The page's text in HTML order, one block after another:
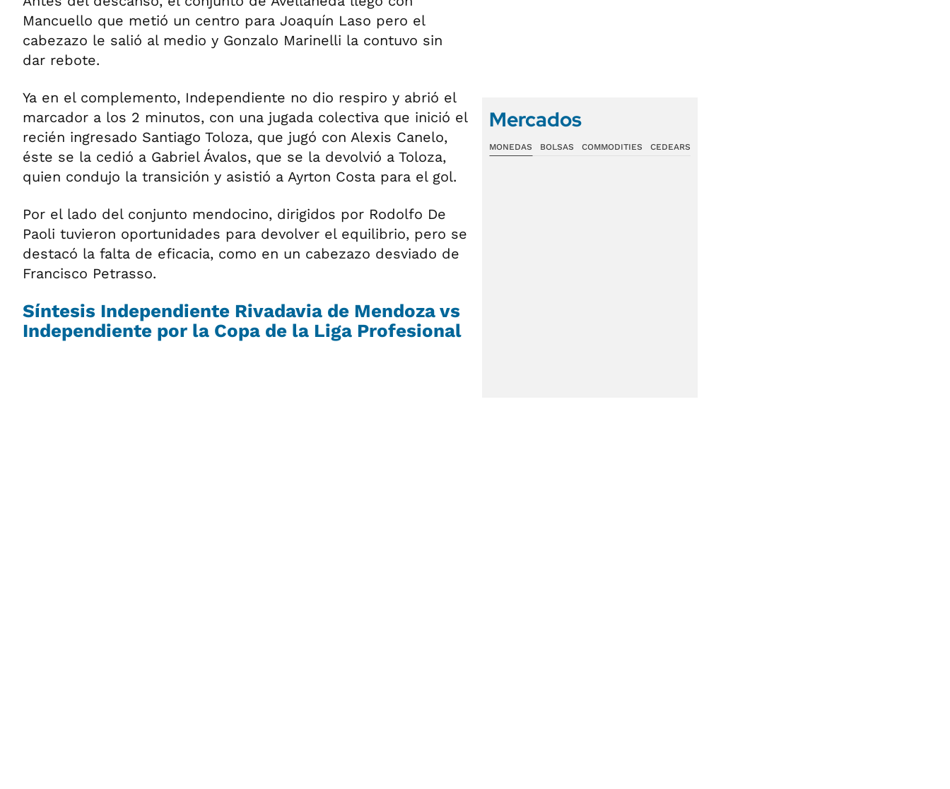
Mancuello que metió un centro para Joaquín Laso pero el
cabezazo le salió al medio y Gonzalo Marinelli la contuvo sin
dar rebote.
Ya en el complemento, Independiente no dio respiro y abrió el
marcador a los 2 minutos, con una jugada colectiva que inició el
recién ingresado Santiago Toloza, que jugó con Alexis Canelo,
éste se la cedió a Gabriel Ávalos, que se la devolvió a Toloza,
quien condujo la transición y asistió a Ayrton Costa para el gol.
Por el lado del conjunto mendocino, dirigidos por Rodolfo De
Paoli tuvieron oportunidades para devolver el equilibrio, pero se
destacó la falta de eficacia, como en un cabezazo desviado de
Francisco Petrasso.
Síntesis Independiente Rivadavia de Mendoza vs
Independiente por la Copa de la Liga Profesional
Mercados
MONEDAS BOLSAS COMMODITIES CEDEARS